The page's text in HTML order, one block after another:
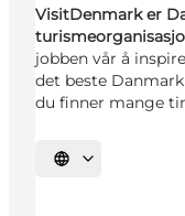
VisitDenmark er
jobben vår å
det beste
du finner mange
Velg språk